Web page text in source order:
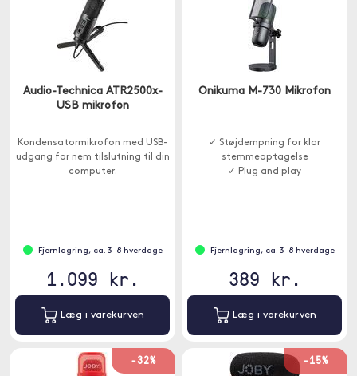
Audio-Technica ATR2500x-
USB mikrofon
Kondensatormikrofon med USB-
udgang for nem tilslutning til din
computer.
Fjernlagring, ca. 3-8 hverdage
1.099 kr.
Læg i varekurven
Onikuma M-730 Mikrofon
✓ Støjdempning for klar
stemmeoptagelse
✓ Plug and play
Fjernlagring, ca. 3-8 hverdage
389 kr.
Læg i varekurven
-32% -15%